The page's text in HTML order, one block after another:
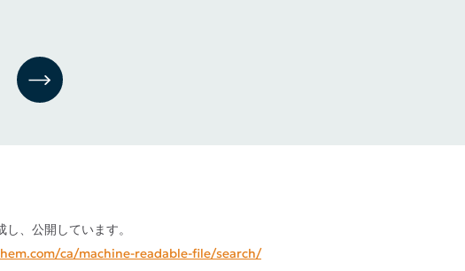
次のスライド
、公開しています。
ca/machine-readable-file/search/